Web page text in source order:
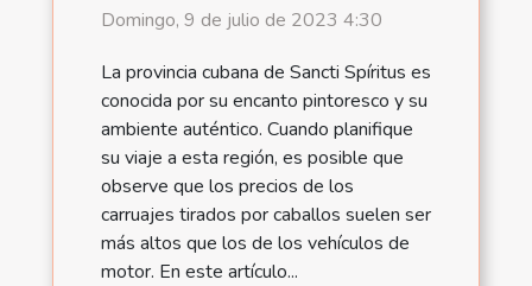
Domingo, 9 de julio de 2023 4:30
La provincia cubana de Sancti Spíritus es
conocida por su encanto pintoresco y su
ambiente auténtico. Cuando planifique
su viaje a esta región, es posible que
observe que los precios de los
carruajes tirados por caballos suelen ser
más altos que los de los vehículos de
motor. En este artículo...